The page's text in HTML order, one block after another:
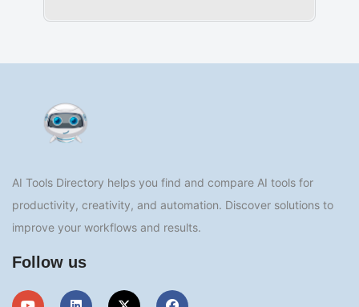
AI Tools Directory helps you find and compare AI tools for
productivity, creativity, and automation. Discover solutions to
improve your workflows and results.
Follow us